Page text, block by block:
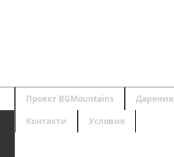
Проект BGMountains
Дарения
Контакти
Условия